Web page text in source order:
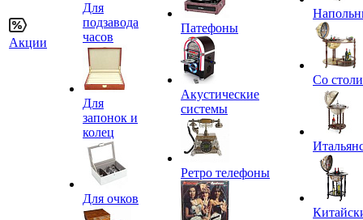
Акции
Для
подзавода
часов
Для
запонок и
колец
Для очков
Патефоны
Акустические
системы
Ретро телефоны
Со